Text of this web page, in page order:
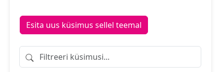
Esita uus küsimus sellel teemal
Filtreeri küsimusi